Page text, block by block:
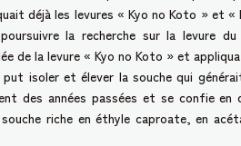
déjà les levures « Kyo no Koto » et
la recherche sur la levure
de la levure « Kyo no Koto » et
isoler et élever la souche qui
des années passées et se confie
riche en éthyle caproate, en